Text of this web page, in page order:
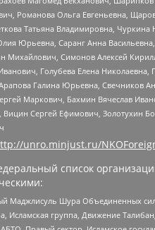
Романова Ольга Евгеньевна,
Татьяна Владимировна,
Юрьевна, Саранг Анна
Михайлович, Симонов Алексей
Голубева Елена
Галина Юрьевна, Свечников
Маркович, Бахмин Вячеслав
Вицин Сергей Ефимович, Золотухин
unro.minjust.ru/
список
Маджлисуль Шура Объединенных сил
Исламская группа, Движение